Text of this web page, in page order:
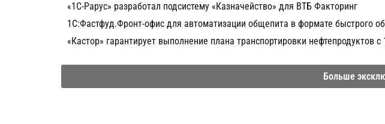
«1С-Рарус» разработал подсистему «Казначейство» для ВТБ Факторинг
1С:Фастфуд.Фронт-офис для автоматизации общепита в формате быстрого
«Кастор» гарантирует выполнение плана транспортировки нефтепродуктов
Больше